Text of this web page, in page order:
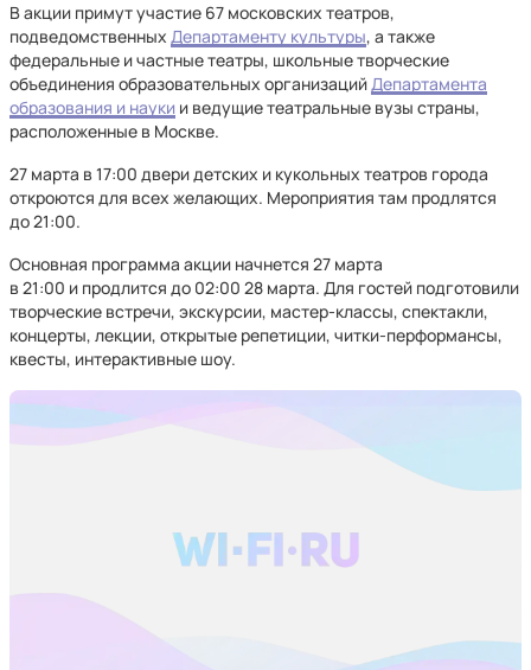
В акции примут участие 67 московских театров,
подведомственных Департаменту культуры, а также
федеральные и частные театры, школьные творческие
объединения образовательных организацийДепартамента
образования и науки и ведущие театральные вузы страны,
расположенные в Москве.
27 марта в 17:00 двери детских и кукольных театров города
откроются для всех желающих. Мероприятия там продлятся
до 21:00.
Основная программа акции начнется 27 марта
в 21:00 и продлится до 02:00 28 марта. Для гостей подготовили
творческие встречи, экскурсии, мастер-классы, спектакли,
концерты, лекции, открытые репетиции, читки-перформансы,
квесты, интерактивные шоу.